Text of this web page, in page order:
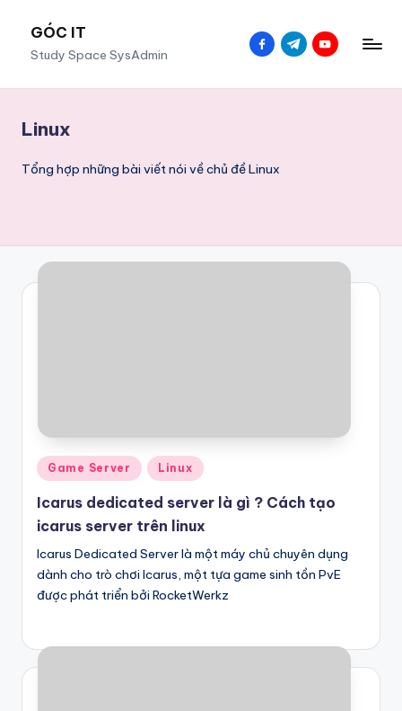
GÓC IT
Study Space SysAdmin
facebook.com
t.me
Linux
Tổng hợp những bài viết nói về chủ đề Linux
Posted
in
Game Server Linux
Icarus dedicated server là gì ? Cách tạo
icarus server trên linux
Icarus Dedicated Server là một máy chủ chuyên dụng
dành cho trò chơi Icarus, một tựa game sinh tồn PvE
được phát triển bởi RocketWerkz